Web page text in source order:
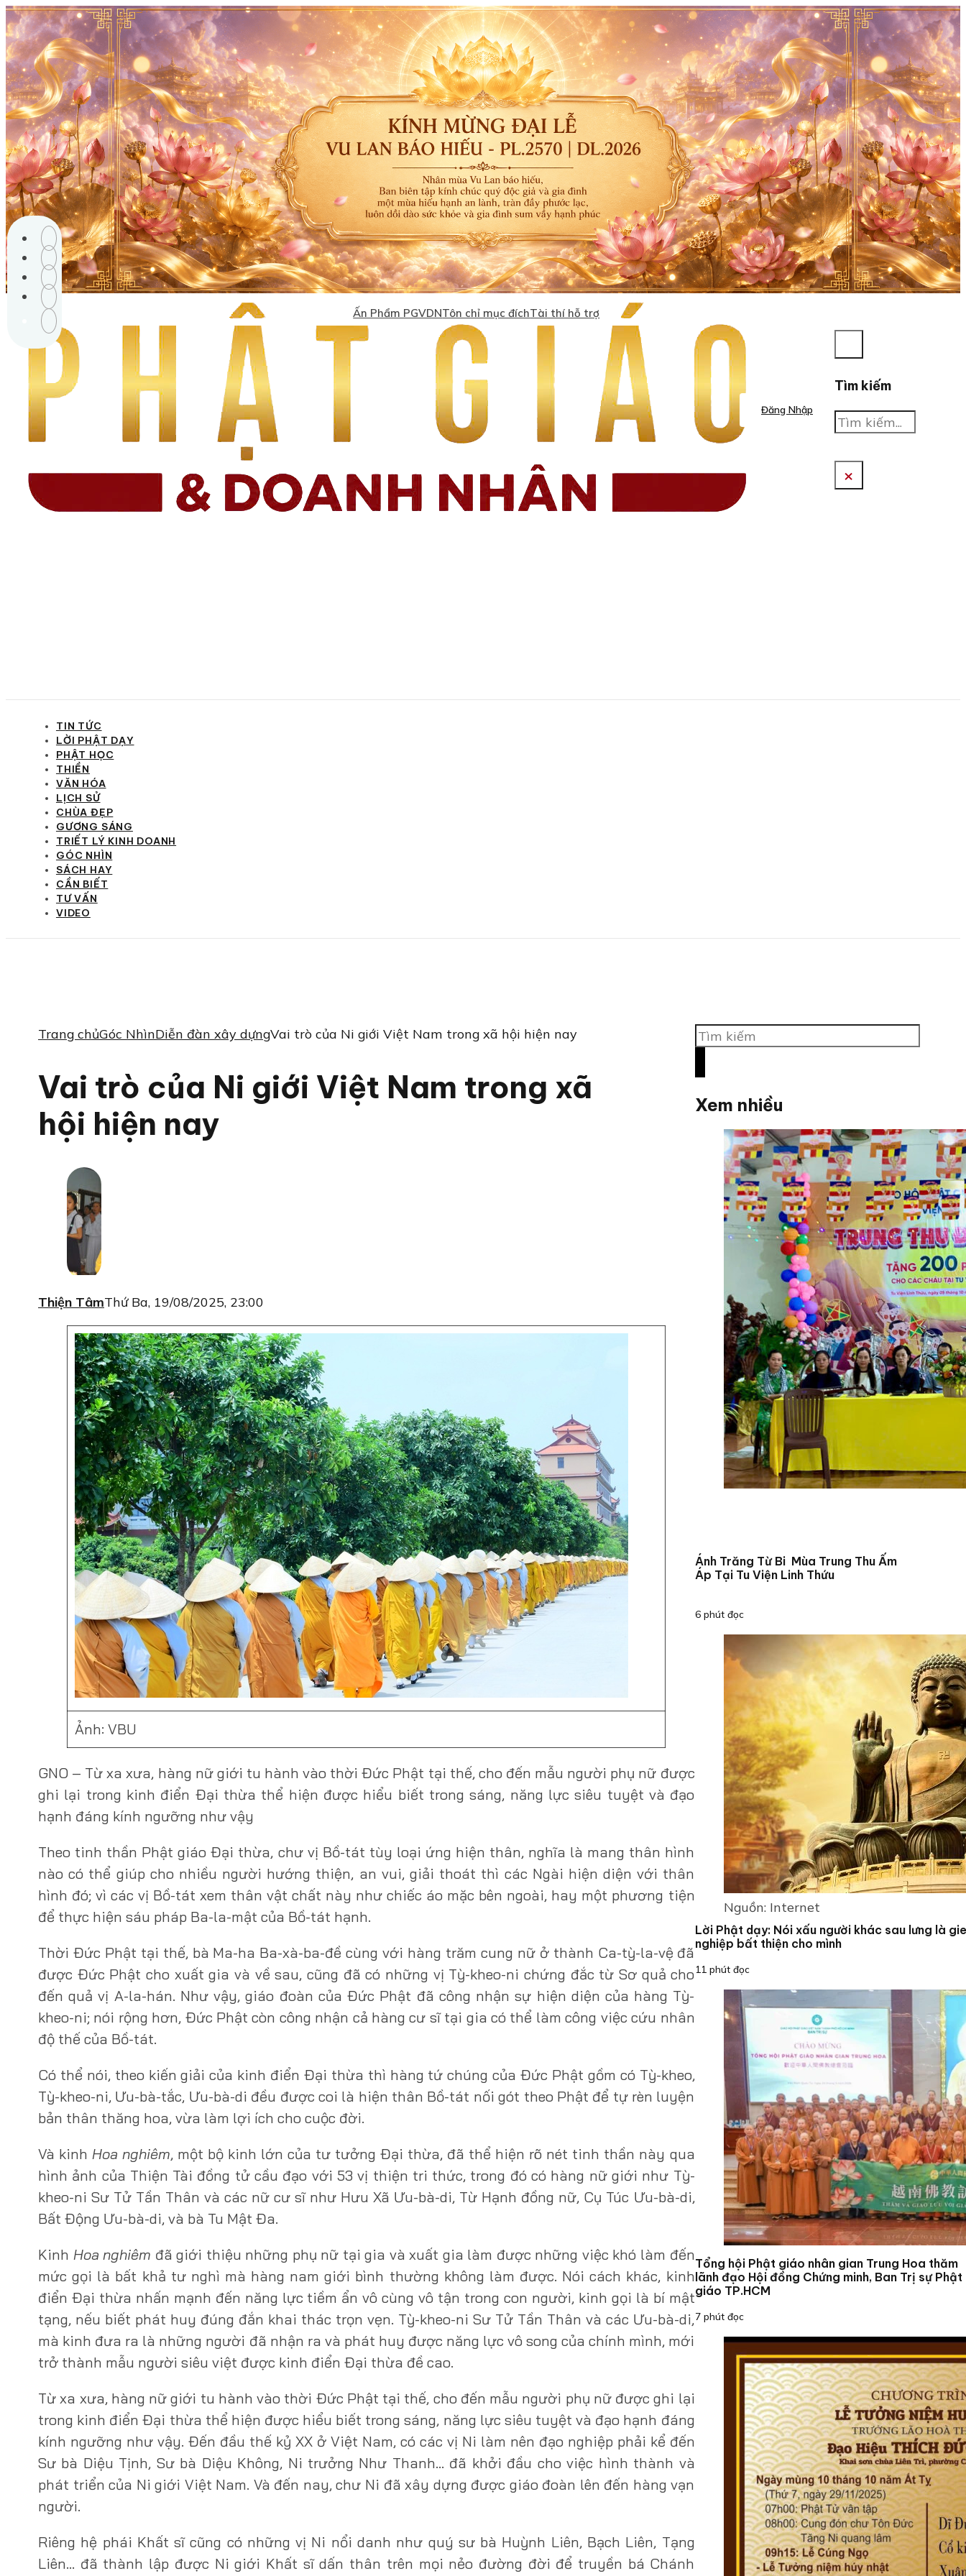
Ấn Phẩm PGVDNTôn chỉ mục đíchTài thí hỗ trợ
Đăng Nhập
Tìm kiếm
Tìm
kiếm
×
TIN TỨC
LỜI PHẬT DẠY
PHẬT HỌC
THIỀN
VĂN HÓA
LỊCH SỬ
CHÙA ĐẸP
GƯƠNG SÁNG
TRIẾT LÝ KINH DOANH
GÓC NHÌN
SÁCH HAY
CẦN BIẾT
TƯ VẤN
VIDEO
Trang chủGóc NhìnDiễn đàn xây dựngVai trò của Ni giới Việt Nam trong xã hội hiện nay
Vai trò của Ni giới Việt Nam trong xã
hội hiện nay
Thiện TâmThứ Ba, 19/08/2025, 23:00
Ảnh: VBU
GNO – Từ xa xưa, hàng nữ giới tu hành vào thời Đức Phật tại thế, cho đến mẫu người phụ nữ được
ghi lại trong kinh điển Đại thừa thể hiện được hiểu biết trong sáng, năng lực siêu tuyệt và đạo
hạnh đáng kính ngưỡng như vậy
Theo tinh thần Phật giáo Đại thừa, chư vị Bồ-tát tùy loại ứng hiện thân, nghĩa là mang thân hình
nào có thể giúp cho nhiều người hướng thiện, an vui, giải thoát thì các Ngài hiện diện với thân
hình đó; vì các vị Bồ-tát xem thân vật chất này như chiếc áo mặc bên ngoài, hay một phương tiện
để thực hiện sáu pháp Ba-la-mật của Bồ-tát hạnh.
Thời Đức Phật tại thế, bà Ma-ha Ba-xà-ba-đề cùng với hàng trăm cung nữ ở thành Ca-tỳ-la-vệ đã
được Đức Phật cho xuất gia và về sau, cũng đã có những vị Tỳ-kheo-ni chứng đắc từ Sơ quả cho
đến quả vị A-la-hán. Như vậy, giáo đoàn của Đức Phật đã công nhận sự hiện diện của hàng Tỳ-
kheo-ni; nói rộng hơn, Đức Phật còn công nhận cả hàng cư sĩ tại gia có thể làm công việc cứu nhân
độ thế của Bồ-tát.
Có thể nói, theo kiến giải của kinh điển Đại thừa thì hàng tứ chúng của Đức Phật gồm có Tỳ-kheo,
Tỳ-kheo-ni, Ưu-bà-tắc, Ưu-bà-di đều được coi là hiện thân Bồ-tát nối gót theo Phật để tự rèn luyện
bản thân thăng hoa, vừa làm lợi ích cho cuộc đời.
Và kinhHoa nghiêm, một bộ kinh lớn của tư tưởng Đại thừa, đã thể hiện rõ nét tinh thần này qua
hình ảnh của Thiện Tài đồng tử cầu đạo với 53 vị thiện tri thức, trong đó có hàng nữ giới như Tỳ-
kheo-ni Sư Tử Tần Thân và các nữ cư sĩ như Hưu Xã Ưu-bà-di, Từ Hạnh đồng nữ, Cụ Túc Ưu-bà-di,
Bất Động Ưu-bà-di, và bà Tu Mật Đa.
Kinh Hoa nghiêm đã giới thiệu những phụ nữ tại gia và xuất gia làm được những việc khó làm đến
mức gọi là bất khả tư nghì mà hàng nam giới bình thường không làm được. Nói cách khác, kinh
điển Đại thừa nhấn mạnh đến năng lực tiềm ẩn vô cùng vô tận trong con người, kinh gọi là bí mật
tạng, nếu biết phát huy đúng đắn khai thác trọn vẹn. Tỳ-kheo-ni Sư Tử Tần Thân và các Ưu-bà-di,
mà kinh đưa ra là những người đã nhận ra và phát huy được năng lực vô song của chính mình, mới
trở thành mẫu người siêu việt được kinh điển Đại thừa đề cao.
Từ xa xưa, hàng nữ giới tu hành vào thời Đức Phật tại thế, cho đến mẫu người phụ nữ được ghi lại
trong kinh điển Đại thừa thể hiện được hiểu biết trong sáng, năng lực siêu tuyệt và đạo hạnh đáng
kính ngưỡng như vậy. Đến đầu thế kỷ XX ở Việt Nam, có các vị Ni làm nên đạo nghiệp phải kể đến
Sư bà Diệu Tịnh, Sư bà Diệu Không, Ni trưởng Như Thanh… đã khởi đầu cho việc hình thành và
phát triển của Ni giới Việt Nam. Và đến nay, chư Ni đã xây dựng được giáo đoàn lên đến hàng vạn
người.
Riêng hệ phái Khất sĩ cũng có những vị Ni nổi danh như quý sư bà Huỳnh Liên, Bạch Liên, Tạng
Liên… đã thành lập được Ni giới Khất sĩ dấn thân trên mọi nẻo đường đời để truyền bá Chánh
Tìm
kiếm
Xem nhiều
Ánh Trăng Từ Bi Mùa Trung Thu Ấm
Áp Tại Tu Viện Linh Thứu
6 phút đọc
Nguồn: Internet
Lời Phật dạy: Nói xấu người khác sau lưng là
nghiệp bất thiện cho mình
11 phút đọc
Tổng hội Phật giáo nhân gian Trung Hoa thăm
lãnh đạo Hội đồng Chứng minh, Ban Trị sự Phật
giáo TP.HCM
7 phút đọc